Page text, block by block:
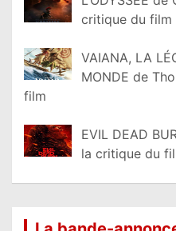
critique du film
VAIANA, LA
MONDE de
film
EVIL DEAD
la critique du